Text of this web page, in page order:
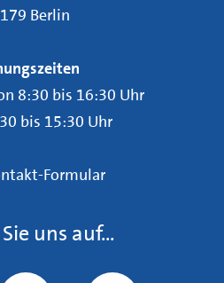
Berlin
8:30 bis 16:30 Uhr
bis 15:30 Uhr
Formular
uns auf...